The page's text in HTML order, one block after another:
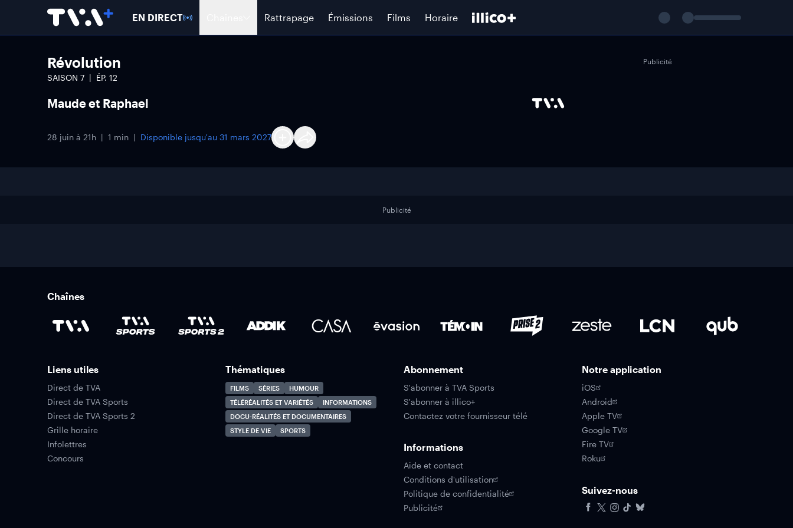
EN DIRECT Rattrapage Émissions Films Horaire
Révolution
SAISON 7 ÉP. 12
Maude et Raphael
28 juin à 21h 1 min Disponible jusqu'au 31 mars 2027
Publicité
Publicité
Chaînes
Liens utiles
Direct de TVA
Direct de TVA Sports
Direct de TVA Sports 2
Grille horaire
Infolettres
Concours
Thématiques
FILMS SÉRIES
HUMOUR
TÉLÉRÉALITÉS ET VARIÉTÉS
INFORMATIONS
DOCU-RÉALITÉS ET DOCUMENTAIRES
STYLE DE VIE
SPORTS
Abonnement
S'abonner à TVA Sports
S'abonner à illico+
Contactez votre fournisseur télé
Informations
Aide et contact
Conditions d'utilisation
Politique de confidentialité
Publicité
Notre application
iOS
Android
Apple TV
Google TV
Fire TV
Roku
Suivez-nous